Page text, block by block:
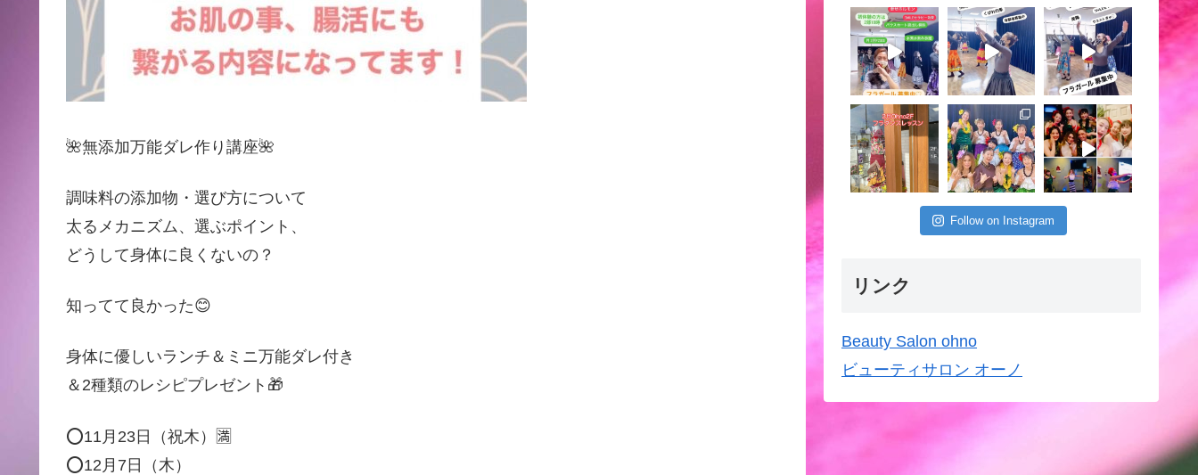
🌺無添加万能ダレ作り講座🌺
調味料の添加物・選び方について
太るメカニズム、選ぶポイント、
どうして身体に良くないの？
知ってて良かった😊
身体に優しいランチ＆ミニ万能ダレ付き
＆2種類のレシピプレゼント🎁
⭕️11月23日（祝木）🈵
⭕️12月7日（木）
Follow on Instagram
リンク
Beauty Salon ohno
ビューティサロン オーノ